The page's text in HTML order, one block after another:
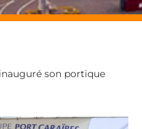
son portique